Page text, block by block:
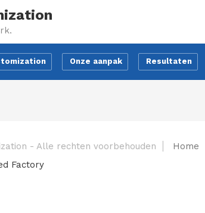
Onze aanpak Resultaten
- Alle rechten voorbehouden Home
Factory